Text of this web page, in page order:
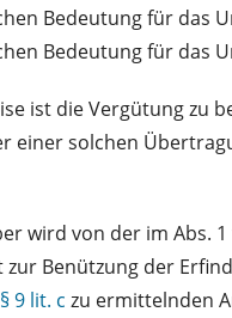
Bedeutung für das
Bedeutung für das
ist die Vergütung zu
einer solchen
wird von der im Abs.
zur Benützung der
§ 9 lit. c zu ermittelnden